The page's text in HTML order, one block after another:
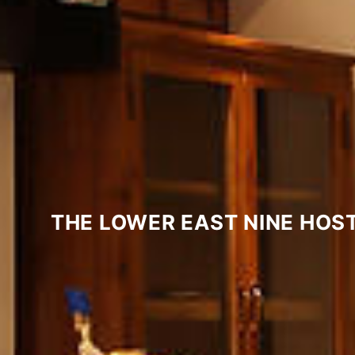
THE LOWER EAST NINE